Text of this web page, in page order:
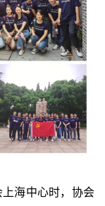
海中心时，协会